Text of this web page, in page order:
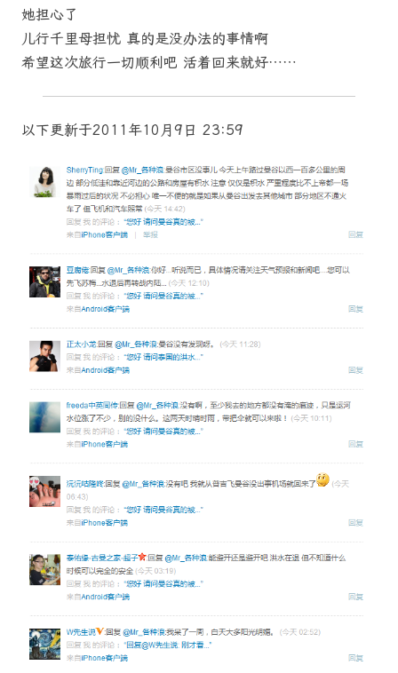
她担心了
儿行千里母担忧 真的是没办法的事情啊
希望这次旅行一切顺利吧 活着回来就好……
以下更新于2011年10月9日 23:59